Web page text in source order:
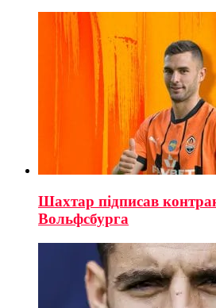
Шахтар підписав
Вольфсбурга